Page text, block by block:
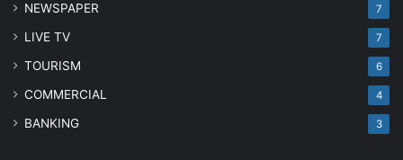
NEWSPAPER 7
LIVE TV 7
TOURISM 6
COMMERCIAL 4
BANKING 3